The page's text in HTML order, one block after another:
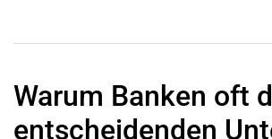
Warum Banken oft
entscheidenden